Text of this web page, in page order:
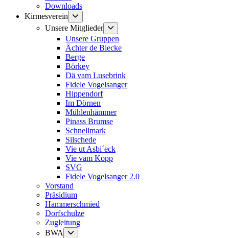
Downloads
Kirmesverein
anzeigen
Unsere Mitglieder
anzeigen
Unsere Gruppen
Ächter de Biecke
Berge
Börkey
Dä vam Lusebrink
Fidele Vogelsanger
Hippendorf
Im Dörnen
Mühlenhämmer
Pinass Brumse
Schnellmark
Silschede
Vie ut Asbi´eck
Vie vam Kopp
SVG
Fidele Vogelsanger 2.0
Vorstand
Präsidium
Hammerschmied
Dorfschulze
Zugleitung
BWA
Untermenü